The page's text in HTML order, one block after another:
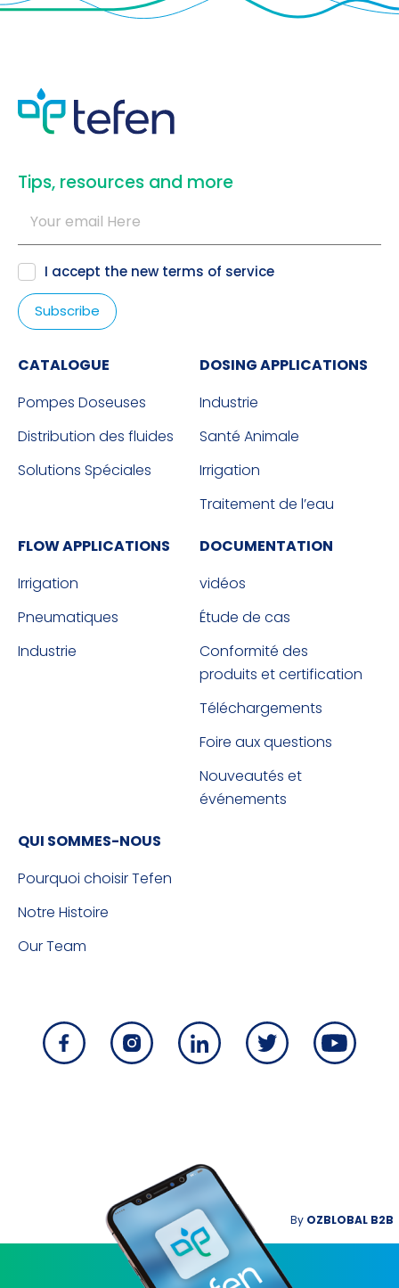
​Tips, resources and more
I accept the new terms of service
CATALOGUE
Pompes Doseuses
Distribution des fluides
Solutions Spéciales
DOSING APPLICATIONS
Industrie
Santé Animale
Irrigation
Traitement de l’eau
FLOW APPLICATIONS
Irrigation
Pneumatiques
Industrie
DOCUMENTATION
vidéos
Étude de cas
Conformité des
produits et certification
Téléchargements
Foire aux questions
Nouveautés et
événements
QUI SOMMES-NOUS
Pourquoi choisir Tefen
Notre Histoire
Our Team
By OZBLOBAL B2B